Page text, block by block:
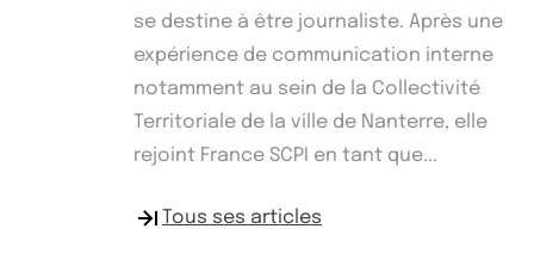
se destine à être journaliste. Après une
expérience de communication interne
notamment au sein de la Collectivité
Territoriale de la ville de Nanterre, elle
rejoint France SCPI en tant que...
Tous ses articles